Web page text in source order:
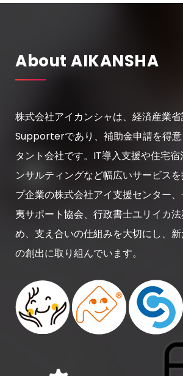
About AIKANSHA
株式会社アイカンシャは、経済産業
Supporterであり、補助金申請を得
タント会社です。IT導入支援や住宅
ンサルティングなど幅広いサービス
プ企業の株式会社アイ支援センター
夷サポート協会、行政書士ユリイカ
め、支え合いの仕組みを大切にし、
の創出に取り組んでいます。